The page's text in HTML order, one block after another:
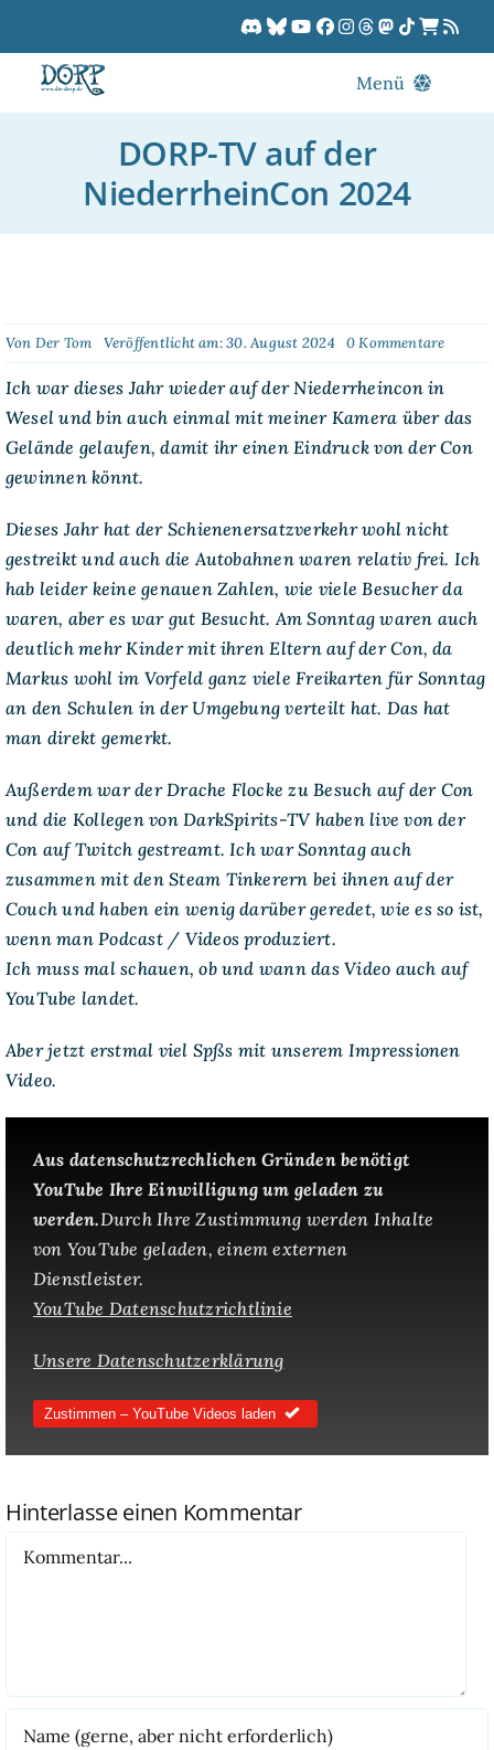
springen
Menü
DORPCast
DORP-TV
Patreon
Kalender
DORP-TV auf der
NiederrheinCon 2024
Von Der Tom Veröffentlicht am: 30. August 2024 0 Kommentareon
DORP-
auf
der
2024
Ich war dieses Jahr wieder auf der Niederrheincon in
Wesel und bin auch einmal mit meiner Kamera über das
Gelände gelaufen, damit ihr einen Eindruck von der Con
gewinnen könnt.
Dieses Jahr hat der Schienenersatzverkehr wohl nicht
gestreikt und auch die Autobahnen waren relativ frei. Ich
hab leider keine genauen Zahlen, wie viele Besucher da
waren, aber es war gut Besucht. Am Sonntag waren auch
deutlich mehr Kinder mit ihren Eltern auf der Con, da
Markus wohl im Vorfeld ganz viele Freikarten für Sonntag
an den Schulen in der Umgebung verteilt hat. Das hat
man direkt gemerkt.
Außerdem war der Drache Flocke zu Besuch auf der Con
und die Kollegen von DarkSpirits-TV haben live von der
Con auf Twitch gestreamt. Ich war Sonntag auch
zusammen mit den Steam Tinkerern bei ihnen auf der
Couch und haben ein wenig darüber geredet, wie es so ist,
wenn man Podcast / Videos produziert.
Ich muss mal schauen, ob und wann das Video auch auf
YouTube landet.
Aber jetzt erstmal viel Spßs mit unserem Impressionen
Video.
Aus datenschutzrechlichen Gründen benötigt
YouTube Ihre Einwilligung um geladen zu
werden.Durch Ihre Zustimmung werden Inhalte
von YouTube geladen, einem externen
Dienstleister.
YouTube Datenschutzrichtlinie
Unsere Datenschutzerklärung
Zustimmen – YouTube Videos laden
Hinterlasse einen Kommentar